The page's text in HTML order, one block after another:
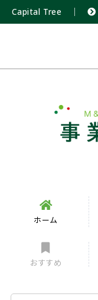
Capital Tree ｜
ホーム
おすすめ